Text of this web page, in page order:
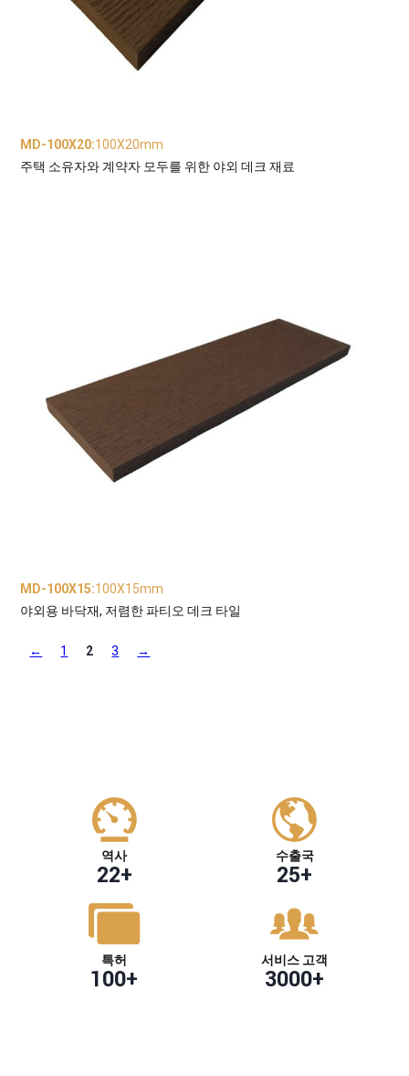
MD-100X20:100X20mm
주택 소유자와 계약자 모두를 위한 야외 데크 재료
MD-100X15:100X15mm
야외용 바닥재, 저렴한 파티오 데크 타일
← 1 2 3 →
역사
22+
수출국
25+
특허
100+
서비스 고객
3000+